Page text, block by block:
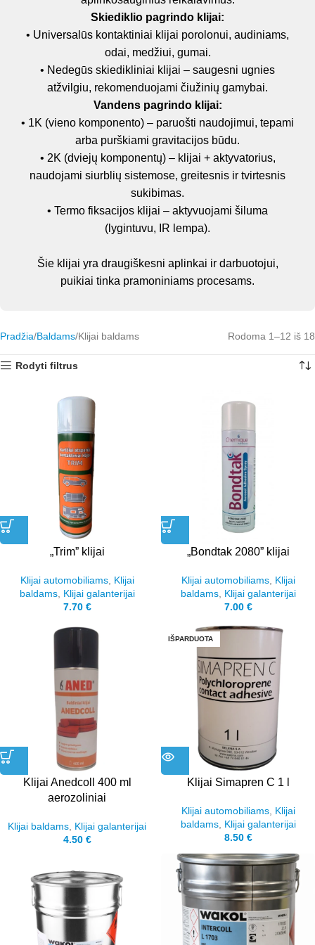
Skiediklio pagrindo klijai:
• Universalūs kontaktiniai klijai porolonui, audiniams,
odai, medžiui, gumai.
• Nedegūs skiedikliniai klijai – saugesni ugnies
atžvilgiu, rekomenduojami čiužinių gamybai.
Vandens pagrindo klijai:
• 1K (vieno komponento) – paruošti naudojimui, tepami
arba purškiami gravitacijos būdu.
• 2K (dviejų komponentų) – klijai + aktyvatorius,
naudojami siurblių sistemose, greitesnis ir tvirtesnis
sukibimas.
• Termo fiksacijos klijai – aktyvuojami šiluma
(lygintuvu, IR lempa).
Šie klijai yra draugiškesni aplinkai ir darbuotojui,
puikiai tinka pramoniniams procesams.
Pradžia Baldams Klijai baldams Rodoma 1–12 iš 18
Rodyti filtrus
„Trim” klijai
Klijai automobiliams, Klijai
baldams, Klijai galanterijai
7.70 €
„Bondtak 2080” klijai
Klijai automobiliams, Klijai
baldams, Klijai galanterijai
7.00 €
Klijai Anedcoll 400 ml
aerozoliniai
Klijai baldams Klijai galanterijai
4.50 €
IŠPARDUOTA
Klijai Simapren C 1 l
Klijai automobiliams, Klijai
baldams, Klijai galanterijai
8.50 €